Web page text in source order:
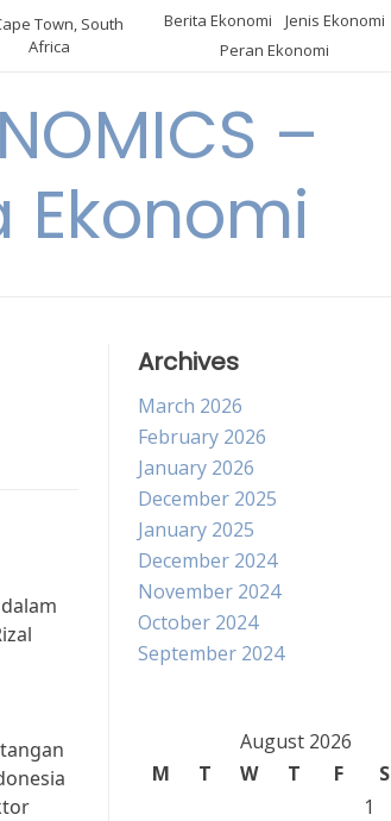
Town, South
Africa
Berita Ekonomi
Jenis Ekonomi
Peran Ekonomi
–
Archives
March 2026
February 2026
January 2026
December 2025
January 2025
December 2024
November 2024
October 2024
September 2024
August 2026
M
T W T F S
1